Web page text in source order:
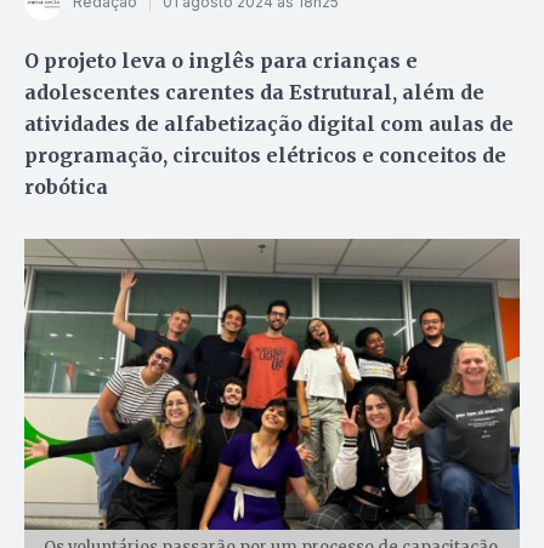
O projeto leva o inglês para crianças e
adolescentes carentes da Estrutural, além de
atividades de alfabetização digital com aulas de
programação, circuitos elétricos e conceitos de
robótica